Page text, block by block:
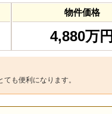
物件価格
4,880万円
も便利になります。